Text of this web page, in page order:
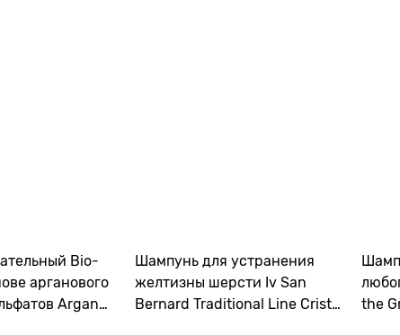
Bio-
арганового
Argan
Шампунь для устранения
желтизны шерсти Iv San
Bernard Traditional Line Cristal
the